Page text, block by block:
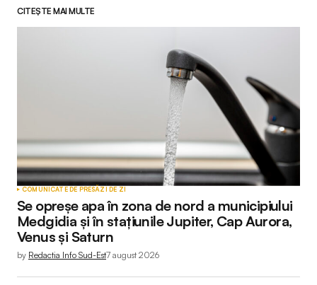
Adresa ta de email nu va fi publicată. Câmpurile
Your Name*
Your E-mail*
CITEȘTE MAI MULTE
COMUNICATE DE PRESĂZI DE ZI
Se opreșe apa în zona de nord a municipiului
Medgidia și în stațiunile Jupiter, Cap Aurora,
Venus și Saturn
by Redactia Info Sud-Est7 august 2026